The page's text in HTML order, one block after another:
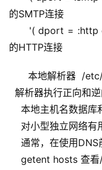
的SMTP连接
'( dport = :http or
的HTTP连接
本地解析器  /
解析器执行正向和
本地主机名数据库
对小型独立网络有
通常，在使用DNS
getent hosts 查看